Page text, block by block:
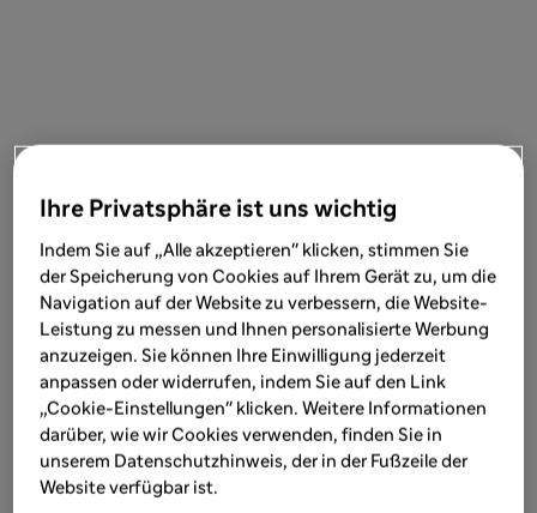
Ihre Privatsphäre ist uns wichtig
Indem Sie auf „Alle akzeptieren" klicken, stimmen Sie
der Speicherung von Cookies auf Ihrem Gerät zu, um die
Navigation auf der Website zu verbessern, die Website-
Leistung zu messen und Ihnen personalisierte Werbung
anzuzeigen. Sie können Ihre Einwilligung jederzeit
anpassen oder widerrufen, indem Sie auf den Link
„Cookie-Einstellungen" klicken. Weitere Informationen
darüber, wie wir Cookies verwenden, finden Sie in
unserem Datenschutzhinweis, der in der Fußzeile der
Website verfügbar ist.